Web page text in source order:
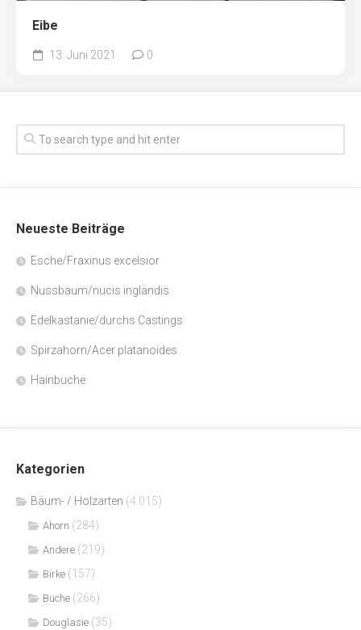
Eibe
13. Juni 2021 0
Neueste Beiträge
Esche/Fraxinus excelsior
Nussbaum/nucis inglandis
Edelkastanie/durchs Castings
Spirzahorn/Acer platanoides
Hainbuche
Kategorien
Bäum- / Holzarten (4.015)
Ahorn (284)
Andere (219)
Birke (157)
Buche (266)
Douglasie (35)